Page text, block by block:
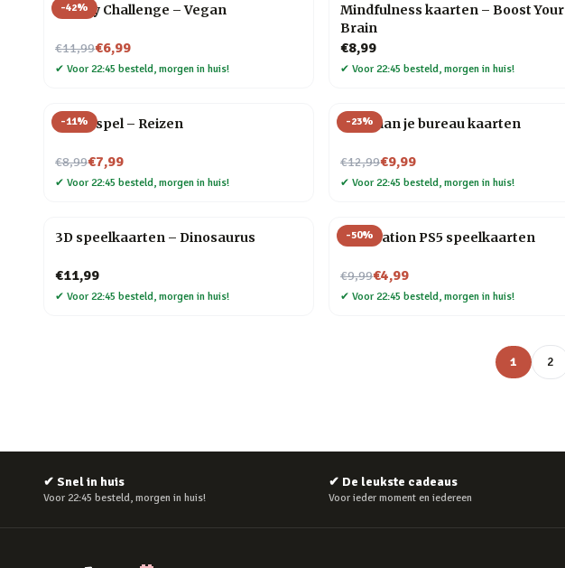
-42%
30 Day Challenge – Vegan
€11,99
Nu voor€6,99
✔ Voor 22:45 besteld, morgen in huis!
Mindfulness kaarten – Boost Your
Brain
€8,99
✔ Voor 22:45 besteld, morgen in huis!
-11%
Trivia spel – Reizen
€8,99
Nu voor€7,99
✔ Voor 22:45 besteld, morgen in huis!
-23%
Yoga aan je bureau kaarten
€12,99
Nu voor€9,99
✔ Voor 22:45 besteld, morgen in huis!
3D speelkaarten – Dinosaurus
€11,99
✔ Voor 22:45 besteld, morgen in huis!
-50%
PlayStation PS5 speelkaarten
€9,99
Nu voor€4,99
✔ Voor 22:45 besteld, morgen in huis!
1 2
✔ Snel in huis
Voor 22:45 besteld, morgen in huis!
✔ De leukste cadeaus
Voor ieder moment en iedereen